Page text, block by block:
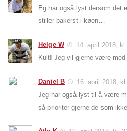
Eg har også lyst dersom det
stiller bakerst i køen…
Helge W
14. april 2018,
Kult! Jeg vil gjerne være med
Daniel B
16. april 2018,
Jeg har også lyst til å være
så prioriter gjerne de som